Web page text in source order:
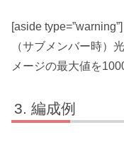
[aside
（サブメンバー時）
メージの最大値を
編成例